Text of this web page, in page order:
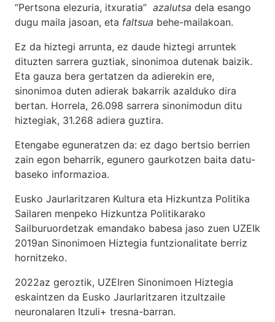
“Pertsona elezuria, itxuratia” azalutsa dela esango
dugu maila jasoan, eta faltsua behe-mailakoan.
Ez da hiztegi arrunta, ez daude hiztegi arruntek
dituzten sarrera guztiak, sinonimoa dutenak baizik.
Eta gauza bera gertatzen da adierekin ere,
sinonimoa duten adierak bakarrik azalduko dira
bertan. Horrela, 26.098 sarrera sinonimodun ditu
hiztegiak, 31.268 adiera guztira.
Etengabe eguneratzen da: ez dago bertsio berrien
zain egon beharrik, egunero gaurkotzen baita datu-
baseko informazioa.
Eusko Jaurlaritzaren Kultura eta Hizkuntza Politika
Sailaren menpeko Hizkuntza Politikarako
Sailburuordetzak emandako babesa jaso zuen UZEIk
2019an Sinonimoen Hiztegia funtzionalitate berriz
hornitzeko.
2022az geroztik, UZEIren Sinonimoen Hiztegia
eskaintzen da Eusko Jaurlaritzaren itzultzaile
neuronalaren Itzuli+ tresna-barran.